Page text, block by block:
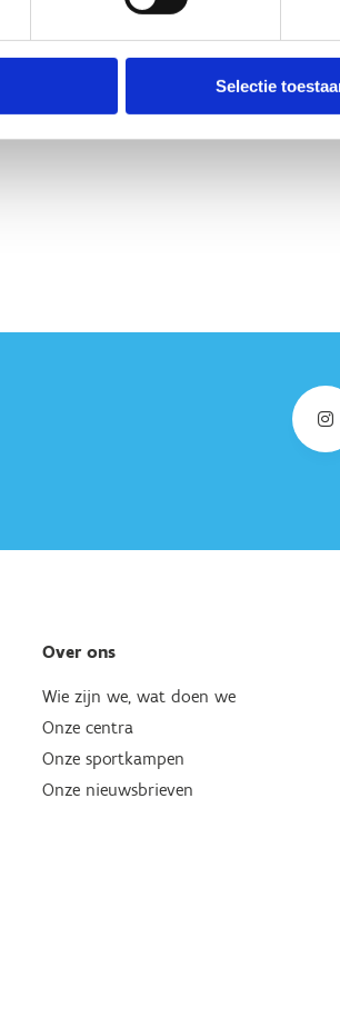
Selectie
Over ons
Wie zijn we, wat doen we
Onze centra
Onze sportkampen
Onze nieuwsbrieven